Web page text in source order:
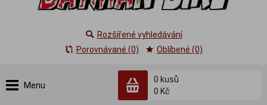
Menu
0 kusů
0 Kč
Rozšířené vyhledávání
Porovnávané (0)
Oblíbené (0)